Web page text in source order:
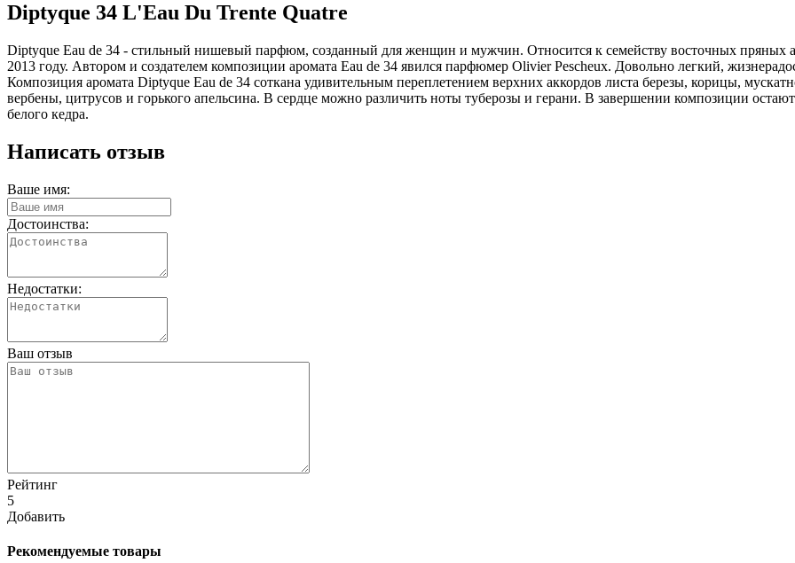
Diptyque 34 L'Eau Du Trente Quatre
Diptyque Eau de 34 - стильный нишевый парфюм, созданный для женщин и мужчин. Относится к семейству восточных
2013 году. Автором и создателем композиции аромата Eau de 34 явился парфюмер Olivier Pescheux. Довольно легкий,
Композиция аромата Diptyque Eau de 34 соткана удивительным переплетением верхних аккордов листа березы, корицы,
вербены, цитрусов и горького апельсина. В сердце можно различить ноты туберозы и герани. В завершении композиции
белого кедра.
Написать отзыв
Ваше имя:
Достоинства:
Недостатки:
Ваш отзыв
Рейтинг
5
Добавить
Рекомендуемые товары